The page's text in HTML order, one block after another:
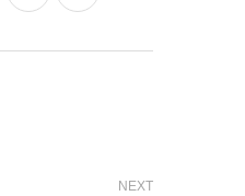
NEXT